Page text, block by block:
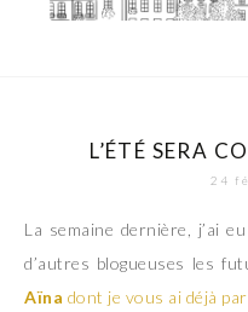
L’ÉTÉ SERA
24
La semaine dernière, j’ai
d’autres blogueuses les
Aïna dont je vous ai déjà